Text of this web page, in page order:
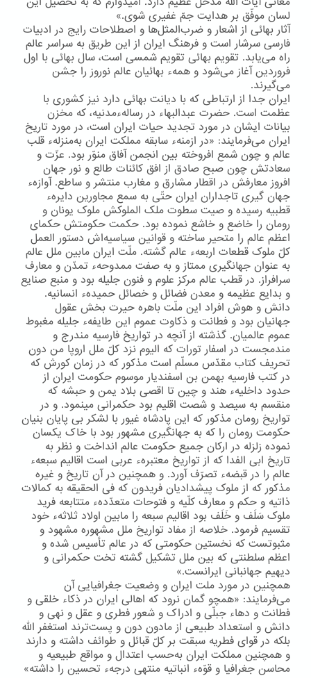
لسان موفّق بر هدایت جمّ غفیری شوی.»
آثار بهائی از اشعار و ضرب‌المثل‌ها و اصطلاحات رایج در ادبیات
فارسی سرشار است و فرهنگ ایران از این طریق به سراسر عالم
راه می‌یابد. تقویم بهائی تقویم شمسی است، سال بهائی با اول
فروردین آغاز می‌شود و همهء بهائیان عالم نوروز را جشن
می‌گیرند.
ایران جدا از ارتباطی كه با دیانت بهائی دارد نیز كشوری با
عظمت است. حضرت عبدالبهاء در رسالهءمدنیه، كه مخزن
بیانات ایشان در مورد تجدید حیات ایران است، در مورد تاریخ
ایران می‌فرمایند: «در ازمنهء سابقه مملکت ایران به‌منزلهء قلب
عالم و چون شمع افروخته بین انجمن آفاق منوّر بود. عزّت و
سعادتش چون صبح صادق از افق کائنات طالع و نور جهان
افروز معارفش در اقطار مشارق و مغارب منتشر و ساطع. آوازهء
جهان گیری تاجداران ایران حتّی به سمع مجاورین دایرهء
قطبیه رسیده و صیت سطوت ملک الملوکش ملوک یونان و
رومان را خاضع و خاشع نموده بود. حکمت حکومتش حکمای
اعظم عالم را متحیر ساخته و قوانین سیاسیه‌اش دستور العمل
کلّ ملوک قطعات اربعهء عالم گشته. ملّت ایران مابین ملل عالم
به عنوان جهانگیری ممتاز و به صفت ممدوحهء تمدّن و معارف
سرافراز. در قطب عالم مرکز علوم و فنون جلیله بود و منبع صنایع
و بدایع عظیمه و معدن فضائل و خصائل حمیدهء انسانیه.
دانش و هوش افراد این ملّت باهره حیرت بخش عقول
جهانیان بود و فطانت و ذکاوت عموم این طایفهء جلیله مغبوط
عموم عالمیان. گذشته از آنچه در تواریخ فارسیه مندرج و
مندمجست در اسفار تورات که الیوم نزد کلّ ملل اروپا من دون
تحریف کتاب مقدّس مسلّم است مذکور که در زمان کورش که
در کتب فارسیه بهمن بن اسفندیار موسوم حکومت ایران از
حدود داخلیهء هند و چین تا اقصی بلاد یمن و حبشه که
منقسم به سیصد و شصت اقلیم بود حکمرانی مینمود. و در
تواریخ رومان مذکور که این پادشاه غیور با لشکر بی پایان بنیان
حکومت رومان را که به جهانگیری مشهور بود با خاک یکسان
نموده زلزله در ارکان جمیع حکومت عالم انداخت و نظر به
تاریخ ابی الفدا که از تواریخ معتبرهء عربی است اقالیم سبعهء
عالم را در قبضهء تصرّف آورد. و همچنین در آن تاریخ و غیره
مذکور که از ملوک پیشدادیان فریدون که فی الحقیقه به کمالات
ذاتیه و حکم و معارف کلّیه و فتوحات متعدّدهء متتابعه فرید
ملوک سَلَف و خَلَف بود اقالیم سبعه را مابین اولاد ثلاثهء خود
تقسیم فرمود. خلاصه از مفاد تواریخ ملل مشهوره مشهود و
مثبوتست که نخستین حکومتی که در عالم تأسیس شده و
اعظم سلطنتی که بین ملل تشکیل گشته تخت حکمرانی و
دیهیم جهانبانی ایرانست.»
همچنین در مورد ملت ایران و وضعیت جغرافیایی آن
می‌فرمایند: «همچو گمان نرود که اهالی ایران در ذکاء خلقی و
فطانت و دهاء جبلّی و ادراک و شعور فطری و عقل و نهی و
دانش و استعداد طبیعی از مادون دون و پست‌ترند استغفر اللّه
بلکه در قوای فطریه سبقت بر کلّ قبائل و طوائف داشته و دارند
و همچنین مملکت ایران به‌حسب اعتدال و مواقع طبیعیه و
محاسن جغرافیا و قوّهء انباتیه منتهی درجهء تحسین را داشته»